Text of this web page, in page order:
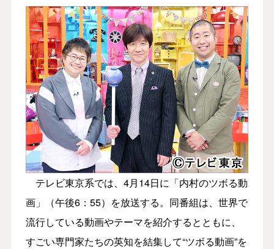
テレビ東京系では、4月14日に「内村のツボる動
画」（午後6：55）を放送する。同番組は、世界で
流行している動画やテーマを紹介するとともに、
すごい専門家たちの英知を結集して“ツボる動画”を